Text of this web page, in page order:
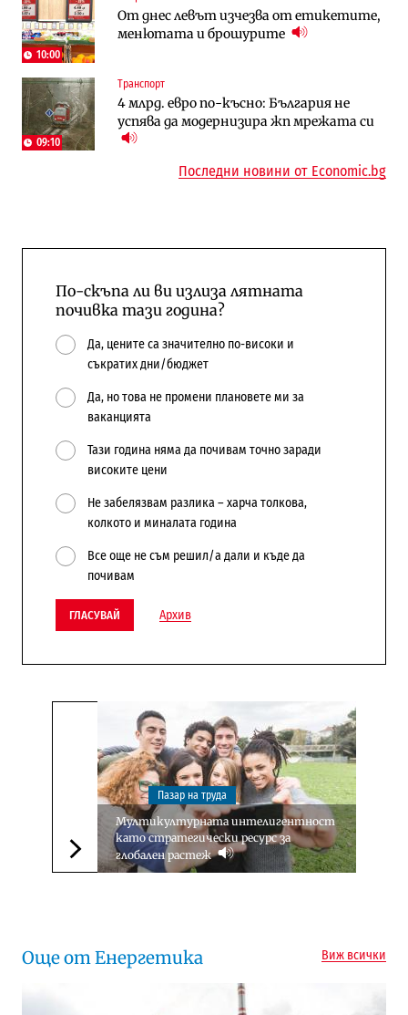
10:00
От днес левът изчезва от етикетите,
менютата и брошурите
09:10
Транспорт
4 млрд. евро по-късно: България не
успява да модернизира жп мрежата си
работи с 5 блока
АЕЦ „Козлодуй“ ще работи само още
няколко седмици, ако сушата продължи
космически и отбранителен център в
Доброславци
Лекарствата за редки болести
попадат в капан на обществените
поръчки?
Последни новини от Economic.bg
По-скъпа ли ви излиза лятната
почивка тази година?
Да, цените са значително по-високи и
съкратих дни/бюджет
Да, но това не промени плановете ми за
ваканцията
Тази година няма да почивам точно заради
високите цени
Не забелязвам разлика – харча толкова,
колкото и миналата година
Все още не съм решил/а дали и къде да
почивам
ГЛАСУВАЙ Архив
Следваща новина
Пазар на труда
Мултикултурната интелигентност
като стратегически ресурс за
глобален растеж
Още от Енергетика Виж всички